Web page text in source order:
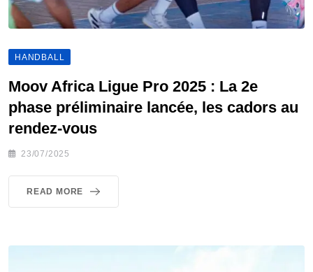
HANDBALL
Moov Africa Ligue Pro 2025 : La 2e
phase préliminaire lancée, les cadors au
rendez-vous
23/07/2025
READ MORE